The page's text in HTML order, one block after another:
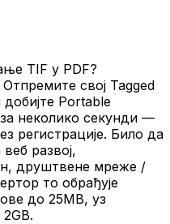
TIF у PDF?
свој Tagged
Portable
неколико секунди —
регистрације. Било да
развој,
друштвене мреже /
то обрађује
до 25MB, уз